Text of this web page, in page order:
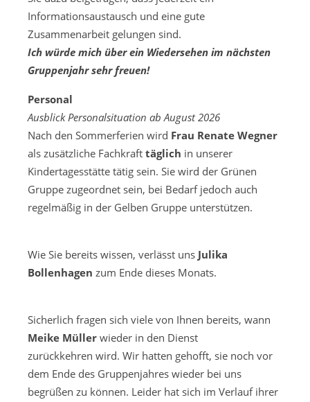
Informationsaustausch und eine gute
Zusammenarbeit gelungen sind.
Ich würde mich über ein Wiedersehen im nächsten
Gruppenjahr sehr freuen!
Personal
Ausblick Personalsituation ab August 2026
Nach den Sommerferien wird Frau Renate Wegner
als zusätzliche Fachkraft täglich in unserer
Kindertagesstätte tätig sein. Sie wird der Grünen
Gruppe zugeordnet sein, bei Bedarf jedoch auch
regelmäßig in der Gelben Gruppe unterstützen.
Wie Sie bereits wissen, verlässt uns Julika
Bollenhagen zum Ende dieses Monats.
Sicherlich fragen sich viele von Ihnen bereits, wann
Meike Müller wieder in den Dienst
zurückkehren wird. Wir hatten gehofft, sie noch vor
dem Ende des Gruppenjahres wieder bei uns
begrüßen zu können. Leider hat sich im Verlauf ihrer